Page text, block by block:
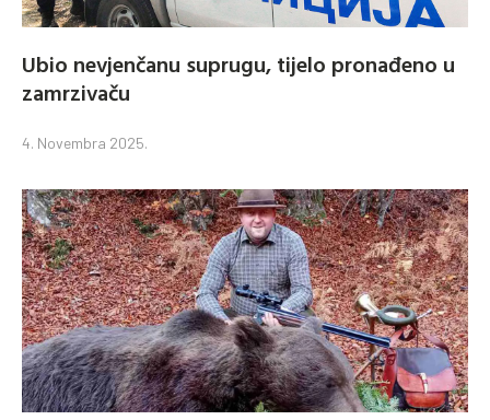
Ubio nevjenčanu suprugu, tijelo pronađeno u
zamrzivaču
4. Novembra 2025.